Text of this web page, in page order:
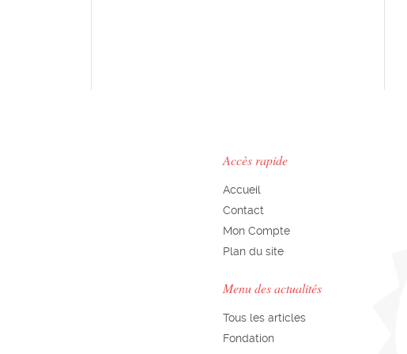
Accès rapide
Accueil
Contact
Mon Compte
Plan du site
Menu des actualités
Tous les articles
Fondation